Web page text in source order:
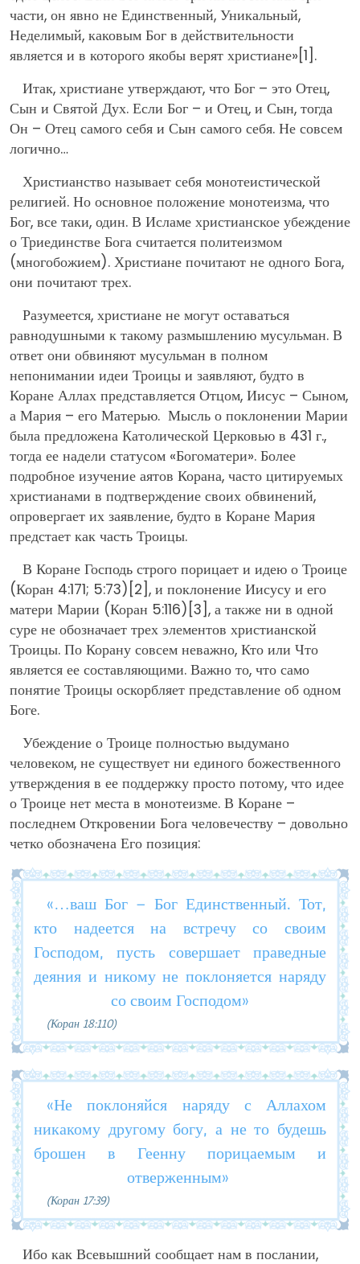
части, он явно не Единственный, Уникальный,
Неделимый, каковым Бог в действительности
является и в которого якобы верят христиане» [1] .
Итак, христиане утверждают, что Бог – это Отец,
Сын и Святой Дух. Если Бог – и Отец, и Сын, тогда
Он – Отец самого себя и Сын самого себя. Не совсем
логично…
Христианство называет себя монотеистической
религией. Но основное положение монотеизма, что
Бог, все таки, один. В Исламе христианское убеждение
о Триединстве Бога считается политеизмом
(многобожием). Христиане почитают не одного Бога,
они почитают трех.
Разумеется, христиане не могут оставаться
равнодушными к такому размышлению мусульман. В
ответ они обвиняют мусульман в полном
непонимании идеи Троицы и заявляют, будто в
Коране Аллах представляется Отцом, Иисус – Сыном,
а Мария – его Матерью. Мысль о поклонении Марии
была предложена Католической Церковью в 431 г.,
тогда ее надели статусом «Богоматери». Более
подробное изучение аятов Корана, часто цитируемых
христианами в подтверждение своих обвинений,
опровергает их заявление, будто в Коране Мария
предстает как часть Троицы.
В Коране Господь строго порицает и идею о Троице
(Коран 4:171; 5:73) [2] , и поклонение Иисусу и его
матери Марии (Коран 5:116) [3] , а также ни в одной
суре не обозначает трех элементов христианской
Троицы. По Корану совсем неважно, Кто или Что
является ее составляющими. Важно то, что само
понятие Троицы оскорбляет представление об одном
Боге.
Убеждение о Троице полностью выдумано
человеком, не существует ни единого божественного
утверждения в ее поддержку просто потому, что идее
о Троице нет места в монотеизме. В Коране –
последнем Откровении Бога человечеству – довольно
четко обозначена Его позиция:
«…ваш Бог – Бог Единственный. Тот,
кто надеется на встречу со своим
Господом, пусть совершает праведные
деяния и никому не поклоняется наряду
со своим Господом»
(Коран 18:110)
«Не поклоняйся наряду с Аллахом
никакому другому богу, а не то будешь
брошен в Геенну порицаемым и
отверженным»
(Коран 17:39)
Ибо как Всевышний сообщает нам в послании,